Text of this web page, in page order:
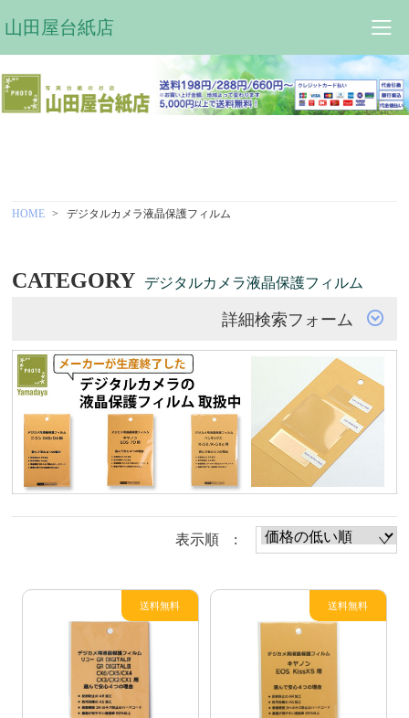
山田屋台紙店
HOME デジタルカメラ液晶保護フィルム
CATEGORY デジタルカメラ液晶保護フィルム
詳細検索フォーム
表示順 :